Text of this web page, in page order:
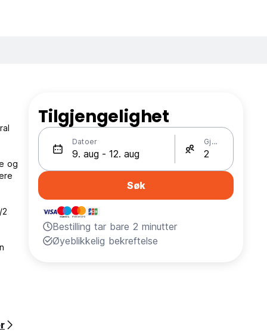
og
Tilgjengelighet
Datoer Gjester
Søk
Bestilling tar bare 2 minutter
Øyeblikkelig bekreftelse